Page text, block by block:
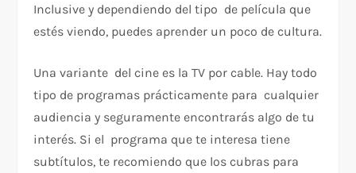
Inclusive y dependiendo del tipo de película que
estés viendo, puedes aprender un poco de cultura.
Una variante del cine es la TV por cable. Hay todo
tipo de programas prácticamente para cualquier
audiencia y seguramente encontrarás algo de tu
interés. Si el programa que te interesa tiene
subtítulos, te recomiendo que los cubras para